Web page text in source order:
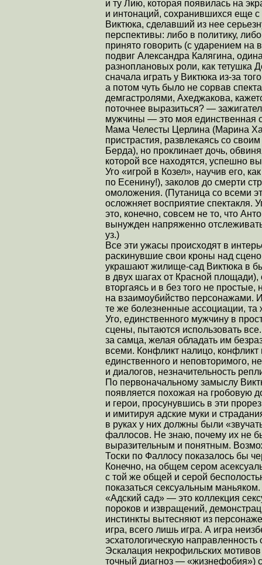
и ту Лию, которая появилась на
и интонаций, сохранившихся еще
Виктюка, сделавший из нее
перспективы: либо в политику,
принято говорить (с ударением на
подвиг Александра Калягина,
разноплановых роли, как тетушка
сначала играть у Виктюка из-за
а потом чуть было не сорвав
демгастролями, Ахеджакова,
поточнее выразиться? —
мужчины — это моя единственная
Мама Челесты Церлина (Марина
пристрастия, развлекаясь со
Берда), но проклинает дочь,
которой все находятся, успешно
Уго «игрой в Козел», научив его,
по Есенину!), заколов до смерти
омоложения. (Путаница со всеми
осложняет восприятие спектакля.
это, конечно, совсем не то, что
вынужден напряженно
уз.)
Все эти ужасы происходят в
раскинувшие свои кроны над
украшают жилище-сад Виктюка в
в двух шагах от Красной
вторгаясь и в без того не
на взаимоубийство персонажами.
те же болезненные ассоциации,
Уго, единственного мужчину в
сцены, пытаются использовать
за самца, желая обладать им
всеми. Конфликт налицо,
единственного и неповторимого,
и диалогов, незначительность
По первоначальному замыслу
появляется похожая на гробовую
и герои, просунувшись в эти
и имитируя адские муки и
в руках у них должны были
фаллосов. Не знаю, почему их не
выразительным и понятным.
Тоски по Фаллосу показалось бы
Конечно, на общем сером
с той же общей и серой
показаться сексуальным маньяком.
«Адский сад» — это коллекция
пороков и извращений,
инстинкты вытесняют из
игра, всего лишь игра. А игра
эсхатологическую
Эскалация некрофильских
точный диагноз — «жизнефобия»)